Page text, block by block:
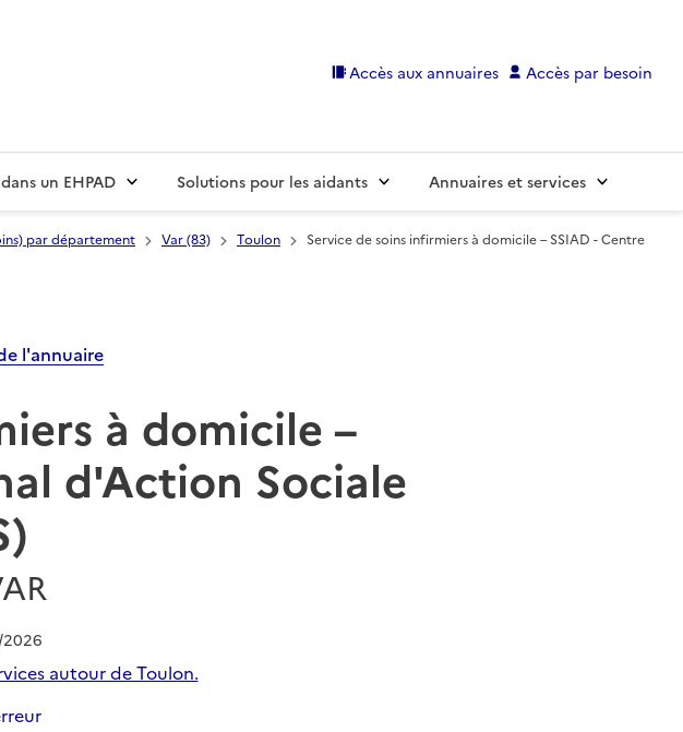
Accès aux annuaires Accès par besoin
un EHPAD Solutions pour les aidants Annuaires et services
par département Var (83) Toulon
Service de soins infirmiers à domicile – SSIAD - Centre
l'annuaire
à domicile –
d'Action Sociale
autour de Toulon.